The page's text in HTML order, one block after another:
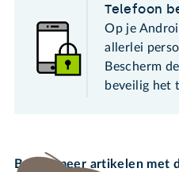
Telefoon
Op je
allerlei
Bescherm
beveilig het
Bekijk meer artikelen met